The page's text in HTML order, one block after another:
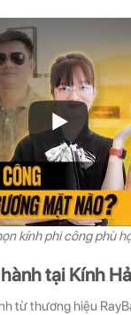
kính phi công phù
tại Kính
từ thương hiệu